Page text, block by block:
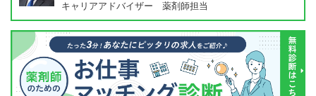
キャリアアドバイザー 薬剤師担当